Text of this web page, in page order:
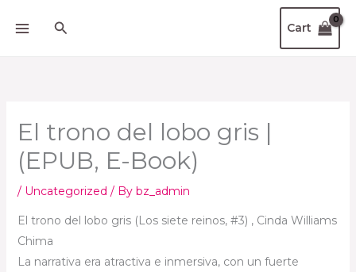
Search Cart
El trono del lobo gris |
(EPUB, E-Book)
/ Uncategorized / By bz_admin
El trono del lobo gris (Los siete reinos, #3) , Cinda Williams
Chima
La narrativa era atractiva e inmersiva, con un fuerte